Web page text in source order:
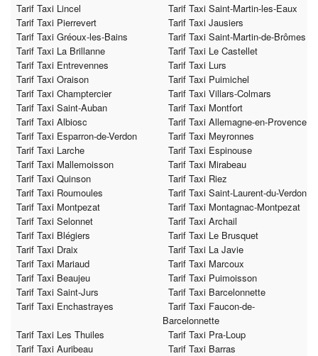
Tarif Taxi Lincel
Tarif Taxi Saint-Martin-les-Eaux
Tarif Taxi Pierrevert
Tarif Taxi Jausiers
Tarif Taxi Gréoux-les-Bains
Tarif Taxi Saint-Martin-de-Brômes
Tarif Taxi La Brillanne
Tarif Taxi Le Castellet
Tarif Taxi Entrevennes
Tarif Taxi Lurs
Tarif Taxi Oraison
Tarif Taxi Puimichel
Tarif Taxi Champtercier
Tarif Taxi Villars-Colmars
Tarif Taxi Saint-Auban
Tarif Taxi Montfort
Tarif Taxi Albiosc
Tarif Taxi Allemagne-en-Provence
Tarif Taxi Esparron-de-Verdon
Tarif Taxi Meyronnes
Tarif Taxi Larche
Tarif Taxi Espinouse
Tarif Taxi Mallemoisson
Tarif Taxi Mirabeau
Tarif Taxi Quinson
Tarif Taxi Riez
Tarif Taxi Roumoules
Tarif Taxi Saint-Laurent-du-Verdon
Tarif Taxi Montpezat
Tarif Taxi Montagnac-Montpezat
Tarif Taxi Selonnet
Tarif Taxi Archail
Tarif Taxi Blégiers
Tarif Taxi Le Brusquet
Tarif Taxi Draix
Tarif Taxi La Javie
Tarif Taxi Mariaud
Tarif Taxi Marcoux
Tarif Taxi Beaujeu
Tarif Taxi Puimoisson
Tarif Taxi Saint-Jurs
Tarif Taxi Barcelonnette
Tarif Taxi Enchastrayes
Tarif Taxi Faucon-de-
Barcelonnette
Tarif Taxi Les Thuiles
Tarif Taxi Pra-Loup
Tarif Taxi Auribeau
Tarif Taxi Barras